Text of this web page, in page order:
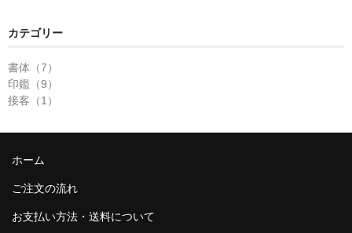
カテゴリー
書体（7）
印鑑（9）
接客（1）
ホーム
ご注文の流れ
お支払い方法・送料について